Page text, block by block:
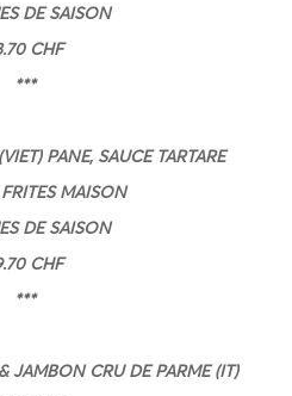
DE SAISON
CHF
***
PANE, SAUCE TARTARE
MAISON
DE SAISON
CHF
***
JAMBON CRU DE PARME (IT)